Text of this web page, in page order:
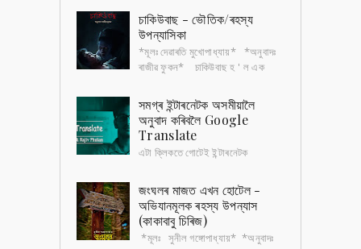
আদিবাসীৰ ভয়ত৷ সেই দ্বীপ...চাকিউবাছ - ভৌতিক/ৰহস্য
উপন্যাসিকা
*মূলঃ দেৱাৰতি মুখোপাধ্যায়* *অনুবাদঃ
ৰাজীৱ ফুকন* চাকিউবাছ হ ' ল এক
ওপৰত যৌন নিৰ্যাতন চলায়৷ সেই চ...সমগ্ৰ ইন্টাৰনেটক অসমীয়ালৈ
অনুবাদ কৰিবলৈ Google
Translate
এটা ক্লিকতে গোটেই ইন্টাৰনেটক
ৱেবচাইট, কিতাপ, অডিঅ ’ , ভিডিঅ ’ আদি সকলো অসমীয়াতে
পাবলৈ হ'লে, ...
জংঘলৰ মাজত এখন হোটেল -
অভিযানমূলক ৰহস্য উপন্যাস
(কাকাবাবু চিৰিজ)
*মূলঃ সুনীল গঙ্গোপাধ্যায়* *অনুবাদঃ